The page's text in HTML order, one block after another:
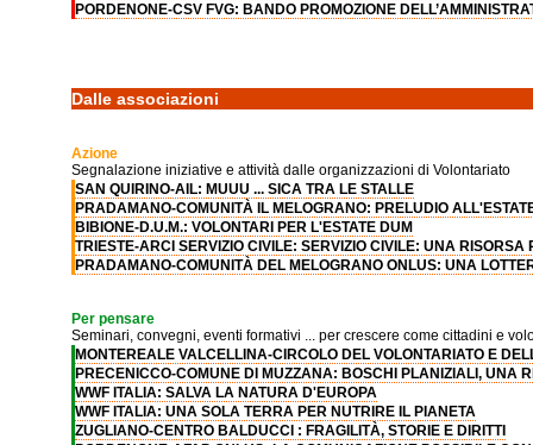
PORDENONE-CSV FVG: BANDO PROMOZIONE
Dalle associazioni
Azione
Segnalazione iniziative e attività dalle organizzazioni di Volontariato
SAN QUIRINO-AIL: MUUU ... SICA TRA LE STALLE
PRADAMANO-COMUNITÀ IL MELOGRANO: PRELUDIO
BIBIONE-D.U.M.: VOLONTARI PER L'ESTATE DUM
TRIESTE-ARCI SERVIZIO CIVILE: SERVIZIO CIVILE: UNA
PRADAMANO-COMUNITÀ DEL MELOGRANO ONLUS: UNA
Per pensare
Seminari, convegni, eventi formativi ... per crescere come cittadini e
MONTEREALE VALCELLINA-CIRCOLO DEL VOLONTARIATO E
PRECENICCO-COMUNE DI MUZZANA: BOSCHI PLANIZIALI, UNA
WWF ITALIA: SALVA LA NATURA D'EUROPA
WWF ITALIA: UNA SOLA TERRA PER NUTRIRE IL PIANETA
ZUGLIANO-CENTRO BALDUCCI : FRAGILITÀ, STORIE E DIRITTI